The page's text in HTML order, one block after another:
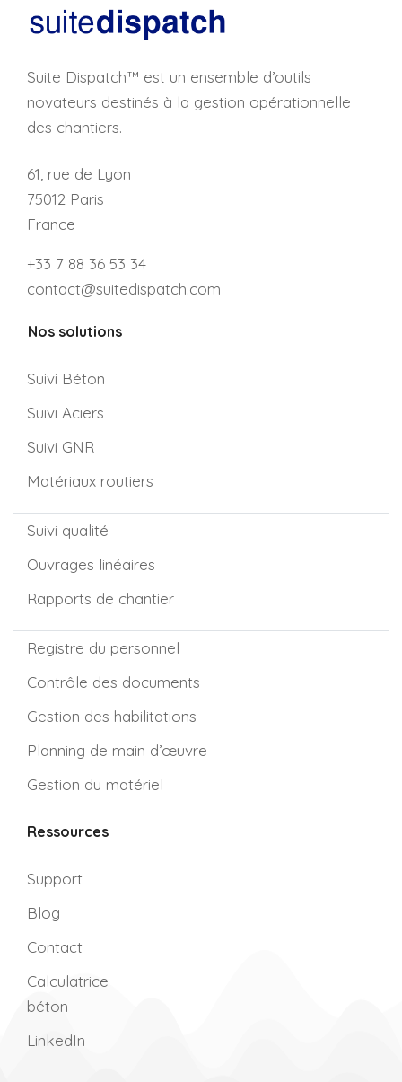
Suite Dispatch™ est un ensemble d’outils
novateurs destinés à la gestion opérationnelle
des chantiers.
61, rue de Lyon
75012 Paris
France
+33 7 88 36 53 34
contact@suitedispatch.com
Nos solutions
Suivi Béton
Suivi Aciers
Suivi GNR
Matériaux routiers
Suivi qualité
Ouvrages linéaires
Rapports de chantier
Registre du personnel
Contrôle des documents
Gestion des habilitations
Planning de main d’œuvre
Gestion du matériel
Ressources
Support
Blog
Contact
Calculatrice
béton
LinkedIn